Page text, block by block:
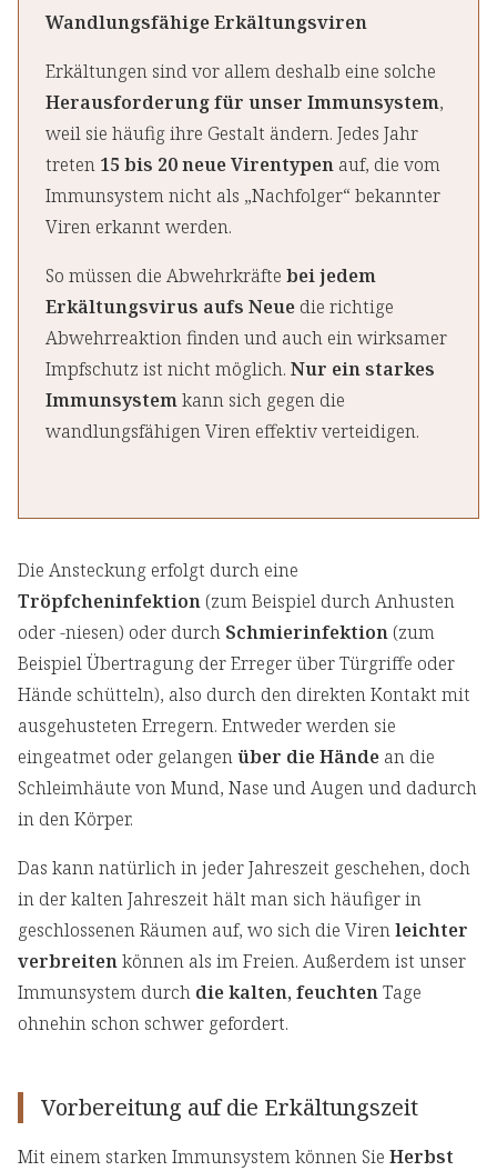
Wandlungsfähige Erkältungsviren
Erkältungen sind vor allem deshalb eine solche
Herausforderung für unser Immunsystem,
weil sie häufig ihre Gestalt ändern. Jedes Jahr
treten 15 bis 20 neue Virentypen auf, die vom
Immunsystem nicht als „Nachfolger“ bekannter
Viren erkannt werden.
So müssen die Abwehrkräfte bei jedem
Erkältungsvirus aufs Neue die richtige
Abwehrreaktion finden und auch ein wirksamer
Impfschutz ist nicht möglich. Nur ein starkes
Immunsystemkann sich gegen die
wandlungsfähigen Viren effektiv verteidigen.
Die Ansteckung erfolgt durch eine
Tröpfcheninfektion (zum Beispiel durch Anhusten
oder -niesen) oder durch Schmierinfektion (zum
Beispiel Übertragung der Erreger über Türgriffe oder
Hände schütteln), also durch den direkten Kontakt mit
ausgehusteten Erregern. Entweder werden sie
eingeatmet oder gelangenüber die Hände an die
Schleimhäute von Mund, Nase und Augen und dadurch
in den Körper.
Das kann natürlich in jeder Jahreszeit geschehen, doch
in der kalten Jahreszeit hält man sich häufiger in
geschlossenen Räumen auf, wo sich die Virenleichter
verbreitenkönnen als im Freien. Außerdem ist unser
Immunsystem durch die kalten, feuchtenTage
ohnehin schon schwer gefordert.
Vorbereitung auf die Erkältungszeit
Mit einem starken Immunsystem können Sie Herbst